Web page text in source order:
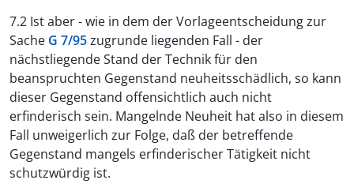
7.2 Ist aber - wie in dem der Vorlageentscheidung zur
Sache G 7/95zugrunde liegenden Fall - der
nächstliegende Stand der Technik für den
beanspruchten Gegenstand neuheitsschädlich, so kann
dieser Gegenstand offensichtlich auch nicht
erfinderisch sein. Mangelnde Neuheit hat also in diesem
Fall unweigerlich zur Folge, daß der betreffende
Gegenstand mangels erfinderischer Tätigkeit nicht
schutzwürdig ist.